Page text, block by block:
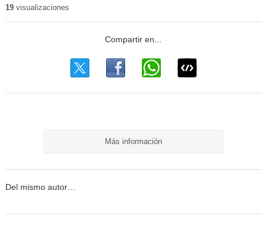
19visualizaciones
Más información
Del mismo autor…